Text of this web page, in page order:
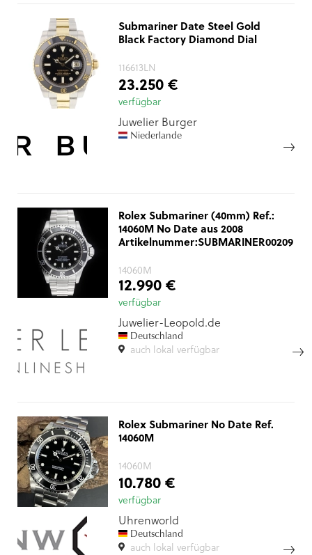
Submariner Date Steel Gold
Black Factory Diamond Dial
116613LN
23.250 €
verfügbar
Juwelier Burger
Niederlande
Rolex Submariner (40mm) Ref.:
14060M No Date aus 2008
Artikelnummer:SUBMARINER00209
14060M
12.990 €
verfügbar
Juwelier-Leopold.de
Deutschland
auch lokal verfügbar
Rolex Submariner No Date Ref.
14060M
14060M
10.780 €
verfügbar
Uhrenworld
Deutschland
auch lokal verfügbar